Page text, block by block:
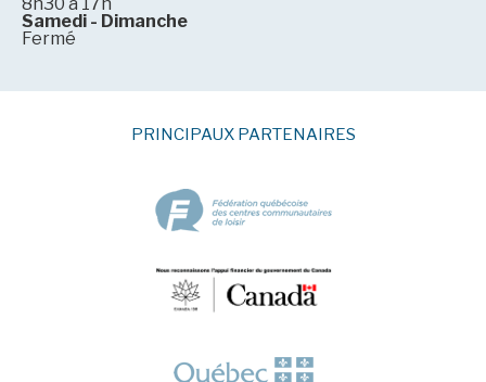
8h30 à 17h
Samedi - Dimanche
Fermé
PRINCIPAUX PARTENAIRES